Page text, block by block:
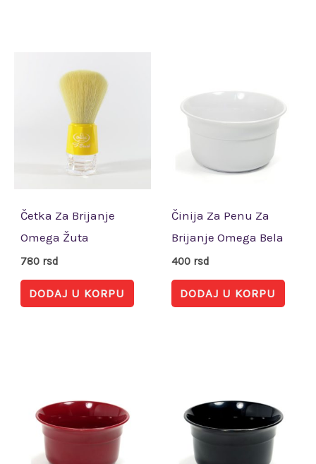
Četka Za Brijanje
Omega Žuta
780 rsd
DODAJ U KORPU
Činija Za Penu Za
Brijanje Omega Bela
400 rsd
DODAJ U KORPU